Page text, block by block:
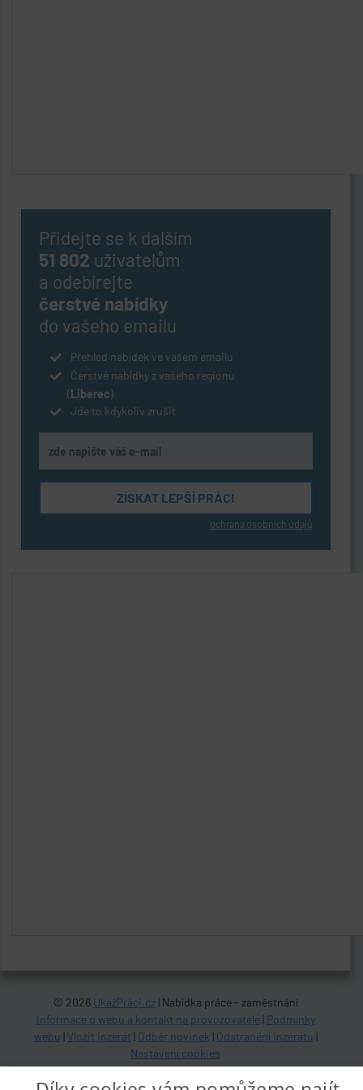
Přidejte se k dalším
51 802 uživatelům
a odebírejte
čerstvé nabídky
do vašeho emailu
Přehled nabídek ve vašem emailu
Čerstvé nabídky z vašeho regionu
(Liberec)
Jde to kdykoliv zrušit
ochrana osobních údajů
© 2026 UkažPráci.cz| Nabídka práce - zaměstnání
Informace o webu a kontakt na provozovatele Podmínky
webu
Vložit inzerát Odběr novinek Odstranění inzerátu
Nastavení cookies